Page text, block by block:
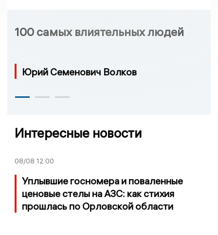
100 самых влиятельных людей
Юрий Семенович Волков
Интересные новости
08/08 12:00
Уплывшие госномера и поваленные
ценовые стелы на АЗС: как стихия
прошлась по Орловской области